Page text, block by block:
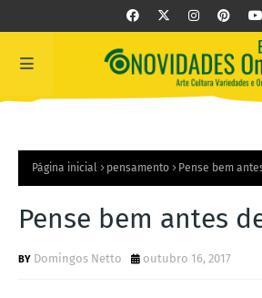
Página inicial pensamento Pense bem
Pense bem antes
Domingos Netto outubro 16, 2017